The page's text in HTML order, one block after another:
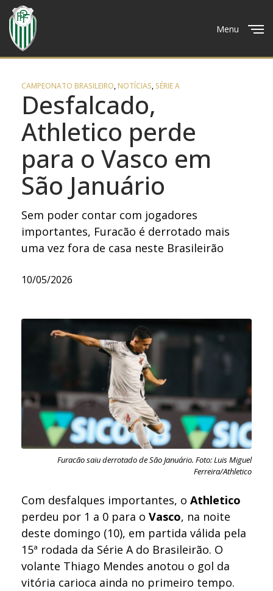
Menu
CAMPEONATO BRASILEIRO,NOTÍCIAS, SÉRIE A
Desfalcado,
Athletico perde
para o Vasco em
São Januário
Sem poder contar com jogadores
importantes, Furacão é derrotado mais
uma vez fora de casa neste Brasileirão
10/05/2026
Furacão saiu derrotado de São Januário. Foto: Luis Miguel
Ferreira/Athletico
Com desfalques importantes, oAthletico
perdeu por 1 a 0 para oVasco, na noite
deste domingo (10), em partida válida pela
15ª rodada da Série A do Brasileirão. O
volante Thiago Mendes anotou o gol da
vitória carioca ainda no primeiro tempo.